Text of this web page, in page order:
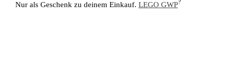
Nur als Geschenk zu deinem Einkauf. LEGO GWP?